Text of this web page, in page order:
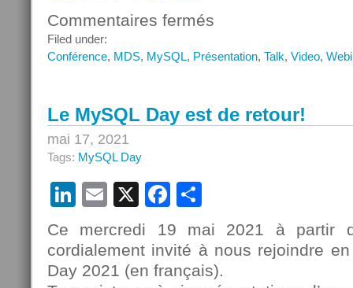
Commentaires fermés
Database
Filed under:
Conférence, MDS, MySQL, Présentation, Talk, Video,
Le MySQL Day est de retour!
mai 17, 2021
Tags: MySQL Day
LinkedIn
Email
X Facebook
Ce mercredi 19 mai 2021 à partir
cordialement invité à nous rejoindre
Day 2021 (en français).